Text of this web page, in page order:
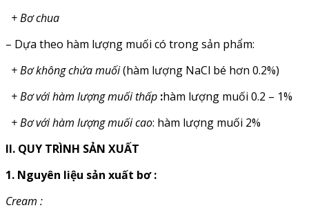
+Bơchua
– Dựa theo hàm lượng muối có trong sản phẩm:
+Bơkhôngchứamuối(hàm lượng NaCl bé hơn 0.2%)
+Bơvớihàm lượngmuốithấp :hàm lượng muối 0.2 – 1%
+Bơvớihàm lượngmuốicao: hàm lượng muối 2%
II. QUY TRÌNH SẢN XUẤT
1. Nguyên liệu sản xuất bơ :
Cream :